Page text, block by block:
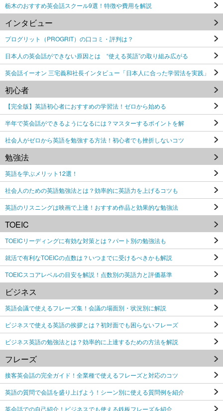
栃木のおすすめ英会話スクール9選！特徴や費用を解説
インタビュー
プログリット（PROGRIT）の口コミ・評判は？
日本人の英会話ができない原因とは “使える英語”の取り組み広がる
英会話イーオン 三宅義和社長インタビュー「日本人に合った学習法を実践」
初心者
【完全版】英語初心者におすすめの学習法！ゼロから始める
半年で英会話ができるようになるには？マスターするポイントを解
社会人がゼロから英語を勉強する方法！初心者でも挫折しないコツ
勉強法
英語を学ぶメリット12選！
社会人のための英語勉強法とは？効率的に英語力を上げるコツも
英語のリスニングは映画で上達！おすすめ作品と効果的な勉強法
TOEIC
TOEICリーディングに有効な対策とは？パート別の勉強法も
就活で有利なTOEICの点数は？いつまでに受けるべきかも解説
TOEICスコアレベルの目安を解説！点数別の英語力と評価基準
ビジネス
英語会議で使えるフレーズ集！会議の場面別・状況別に解説
ビジネスで使える英語の挨拶とは？初対面でも困らないフレーズ
ビジネス英語の勉強法とは？効率的に上達するための方法を解説
フレーズ
接客英会話の完全ガイド！全業種で使えるフレーズと対応のコツ
英語の質問で会話を盛り上げよう！シーン別に使える質問例を紹介
英会話での自己紹介！ビジネスでも使える鉄板フレーズを紹介